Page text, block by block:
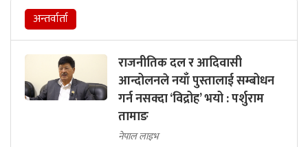
अन्तर्वार्ता
राजनीतिक दल र आदिवासी
आन्दोलनले नयाँ पुस्तालाई सम्बोधन
गर्न नसक्दा ‘विद्रोह’ भयो : पर्शुराम
तामाङ
नेपाल लाइभ